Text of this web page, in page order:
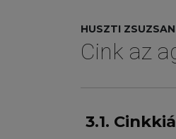
HUSZTI
Cink az
3.1.